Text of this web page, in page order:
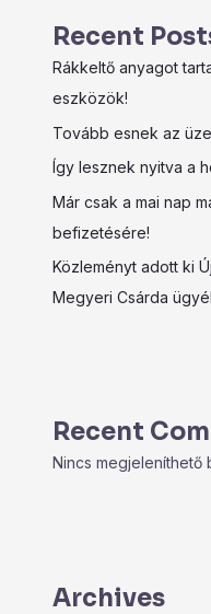
Recent
Rákkeltő anyagot
eszközök!
Tovább esnek az
Így lesznek nyitva a
Már csak a mai nap
befizetésére!
Közleményt adott ki
Megyeri Csárda
Recent
Nincs megjeleníthető
Archives